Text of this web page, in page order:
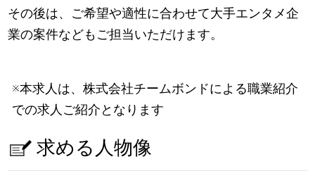
その後は、ご希望や適性に合わせて大手エンタメ企
業の案件などもご担当いただけます。
※本求人は、株式会社チームボンドによる職業紹介
での求人ご紹介となります
求める人物像